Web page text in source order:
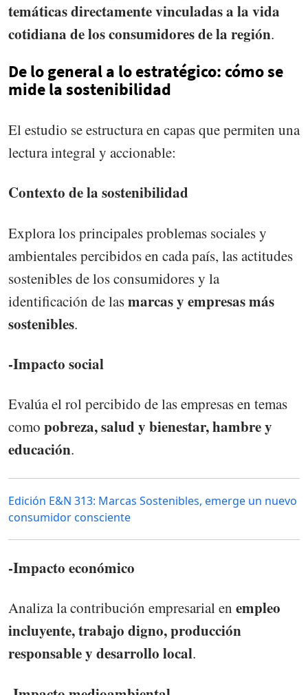
temáticas directamente vinculadas a la vida
cotidiana de los consumidores de la región.
De lo general a lo estratégico: cómo se
mide la sostenibilidad
El estudio se estructura en capas que permiten una
lectura integral y accionable:
Contexto de la sostenibilidad
Explora los principales problemas sociales y
ambientales percibidos en cada país, las actitudes
sostenibles de los consumidores y la
identificación de lasmarcas y empresas más
sostenibles.
-Impacto social
Evalúa el rol percibido de las empresas en temas
como pobreza, salud y bienestar, hambre y
educación.
Edición E&N 313: Marcas Sostenibles, emerge un nuevo
consumidor consciente
-Impacto económico
Analiza la contribución empresarial en empleo
incluyente, trabajo digno, producción
responsable y desarrollo local.